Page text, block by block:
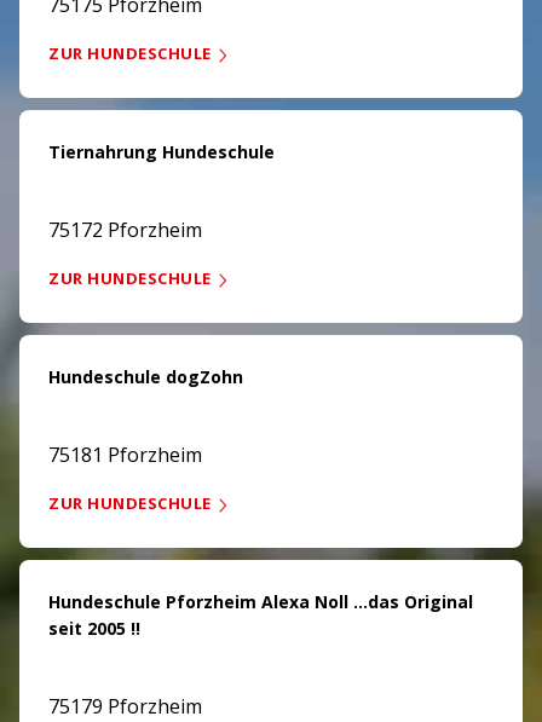
ZUR HUNDESCHULE
Tiernahrung Hundeschule
75172 Pforzheim
ZUR HUNDESCHULE
Hundeschule dogZohn
75181 Pforzheim
ZUR HUNDESCHULE
Hundeschule Pforzheim Alexa Noll ...das Original
seit 2005 !!
75179 Pforzheim